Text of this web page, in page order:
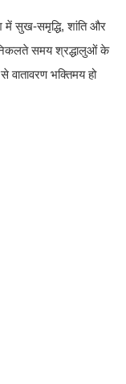
में सुख-समृद्धि, शांति और
निकलते समय श्रद्धालुओं के
वातावरण भक्तिमय हो